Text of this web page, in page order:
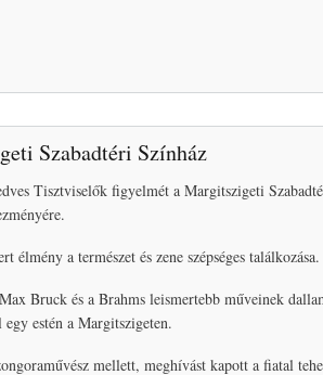
Szabadtéri Színház
Tisztviselők figyelmét a Margitszigeti
élmény a természet és zene szépséges találkozása.
Bruck és a Brahms leismertebb műveinek
estén a Margitszigeten.
mellett, meghívást kapott a fiatal